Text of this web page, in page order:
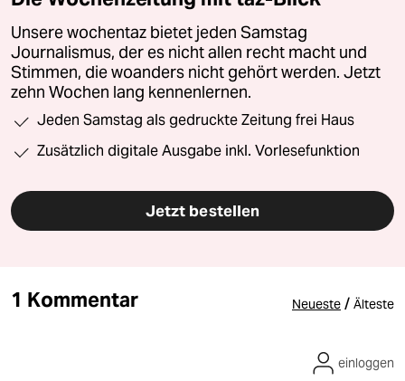
Unsere wochentaz bietet jeden Samstag
Journalismus, der es nicht allen recht macht und
Stimmen, die woanders nicht gehört werden. Jetzt
zehn Wochen lang kennenlernen.
Jeden Samstag als gedruckte Zeitung frei Haus
Zusätzlich digitale Ausgabe inkl. Vorlesefunktion
Jetzt bestellen
1 Kommentar Neueste / Älteste
einloggen